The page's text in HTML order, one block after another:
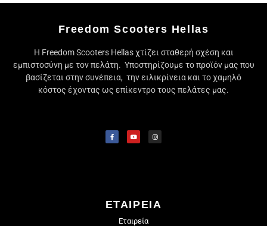
Freedom Scooters Hellas
Η Freedom Scooters Hellas χτίζει σταθερή σχέση και
εμπιστοσύνη με τον πελάτη. Υποστηρίζουμε το προϊόν μας που
βασίζεται στην συνέπεια, την ειλικρίνεια και το χαμηλό
κόστος έχοντας ως επίκεντρο τους πελάτες μας.
ΕΤΑΙΡΕΙΑ
Εταιρεία